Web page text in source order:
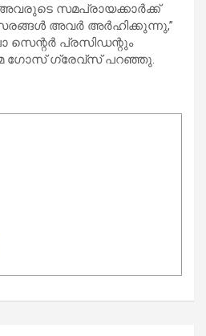
സമപ്രായക്കാർക്ക്
അവർ അർഹിക്കുന്നു,”
പ്രസിഡന്റും
ഗോസ് ഗ്രേവ്സ് പറഞ്ഞു.